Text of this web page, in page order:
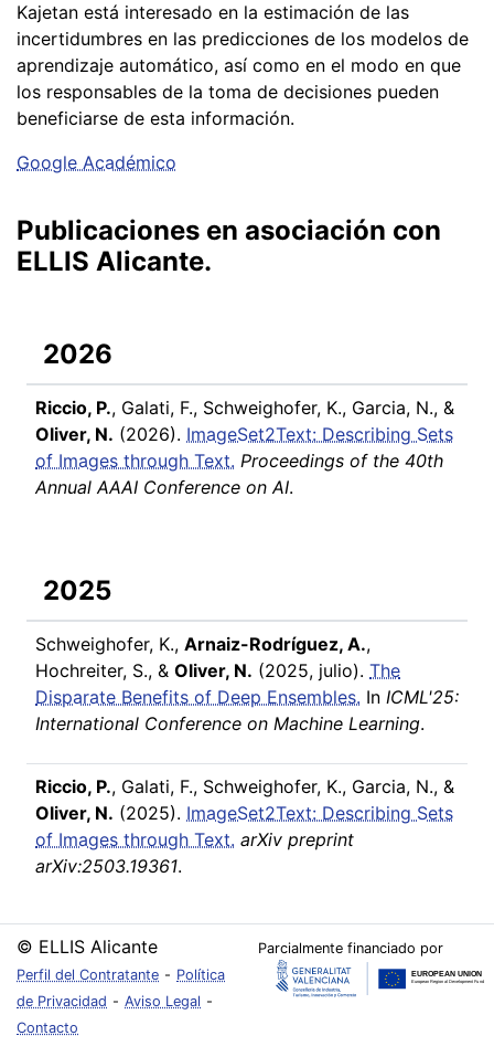
Kajetan está interesado en la estimación de las
incertidumbres en las predicciones de los modelos de
aprendizaje automático, así como en el modo en que
los responsables de la toma de decisiones pueden
beneficiarse de esta información.
Google Académico
Publicaciones en asociación con
ELLIS Alicante.
2026
Riccio, P., Galati, F., Schweighofer, K., Garcia, N., &
Oliver, N. (2026). ImageSet2Text: Describing Sets
of Images through Text. Proceedings of the 40th
Annual AAAI Conference on AI.
2025
Schweighofer, K., Arnaiz-Rodríguez, A.,
Hochreiter, S., & Oliver, N. (2025, julio). The
Disparate Benefits of Deep Ensembles. In ICML'25:
International Conference on Machine Learning.
Riccio, P., Galati, F., Schweighofer, K., Garcia, N., &
Oliver, N. (2025). ImageSet2Text: Describing Sets
of Images through Text. arXiv preprint
arXiv:2503.19361.
© ELLIS Alicante
Perfil del Contratante - Política
de Privacidad - Aviso Legal -
Contacto
Parcialmente financiado por